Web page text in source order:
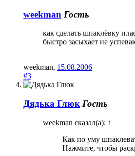
weekman Гость
как сделать шпаклёвку
быстро засыхает не
weekman, 15.08.2006
#3
Дядька Глюк Гость
weekman сказал(а): ↑
Как по уму
Нажмите, чтобы